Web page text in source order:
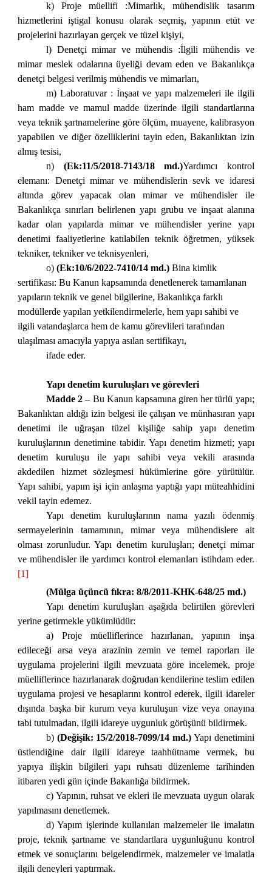
k) Proje müellifi :Mimarlık, mühendislik tasarım
hizmetlerini iştigal konusu olarak seçmiş, yapının etüt ve
projelerini hazırlayan gerçek ve tüzel kişiyi,
l) Denetçi mimar ve mühendis :İlgili mühendis ve
mimar meslek odalarına üyeliği devam eden ve Bakanlıkça
denetçi belgesi verilmiş mühendis ve mimarları,
m) Laboratuvar : İnşaat ve yapı malzemeleri ile ilgili
ham madde ve mamul madde üzerinde ilgili standartlarına
veya teknik şartnamelerine göre ölçüm, muayene, kalibrasyon
yapabilen ve diğer özelliklerini tayin eden, Bakanlıktan izin
almış tesisi,
n) (Ek:11/5/2018-7143/18 md.)Yardımcı kontrol
elemanı: Denetçi mimar ve mühendislerin sevk ve idaresi
altında görev yapacak olan mimar ve mühendisler ile
Bakanlıkça sınırları belirlenen yapı grubu ve inşaat alanına
kadar olan yapılarda mimar ve mühendisler yerine yapı
denetimi faaliyetlerine katılabilen teknik öğretmen, yüksek
tekniker, tekniker ve teknisyenleri,
o)(Ek:10/6/2022-7410/14 md.) Bina kimlik
sertifikası: Bu Kanun kapsamında denetlenerek tamamlanan
yapıların teknik ve genel bilgilerine, Bakanlıkça farklı
modüllerde yapılan yetkilendirmelerle, hem yapı sahibi ve
ilgili vatandaşlarca hem de kamu görevlileri tarafından
ulaşılması amacıyla yapıya asılan sertifikayı,
ifade eder.
Yapı denetim kuruluşları ve görevleri
Madde 2 – Bu Kanun kapsamına giren her türlü yapı;
Bakanlıktan aldığı izin belgesi ile çalışan ve münhasıran yapı
denetimi ile uğraşan tüzel kişiliğe sahip yapı denetim
kuruluşlarının denetimine tabidir. Yapı denetim hizmeti; yapı
denetim kuruluşu ile yapı sahibi veya vekili arasında
akdedilen hizmet sözleşmesi hükümlerine göre yürütülür.
Yapı sahibi, yapım işi için anlaşma yaptığı yapı müteahhidini
vekil tayin edemez.
Yapı denetim kuruluşlarının nama yazılı ödenmiş
sermayelerinin tamamının, mimar veya mühendislere ait
olması zorunludur. Yapı denetim kuruluşları; denetçi mimar
ve mühendisler ile yardımcı kontrol elemanları istihdam eder.
[1]
(Mülga üçüncü fıkra: 8/8/2011-KHK-648/25 md.)
Yapı denetim kuruluşları aşağıda belirtilen görevleri
yerine getirmekle yükümlüdür:
a) Proje müelliflerince hazırlanan, yapının inşa
edileceği arsa veya arazinin zemin ve temel raporları ile
uygulama projelerini ilgili mevzuata göre incelemek, proje
müelliflerince hazırlanarak doğrudan kendilerine teslim edilen
uygulama projesi ve hesaplarını kontrol ederek, ilgili idareler
dışında başka bir kurum veya kuruluşun vize veya onayına
tabi tutulmadan, ilgili idareye uygunluk görüşünü bildirmek.
b) (Değişik: 15/2/2018-7099/14 md.)Yapı denetimini
üstlendiğine dair ilgili idareye taahhütname vermek, bu
yapıya ilişkin bilgileri yapı ruhsatı düzenleme tarihinden
itibaren yedi gün içinde Bakanlığa bildirmek.
c) Yapının, ruhsat ve ekleri ile mevzuata uygun olarak
yapılmasını denetlemek.
d) Yapım işlerinde kullanılan malzemeler ile imalatın
proje, teknik şartname ve standartlara uygunluğunu kontrol
etmek ve sonuçlarını belgelendirmek, malzemeler ve imalatla
ilgili deneyleri yaptırmak.